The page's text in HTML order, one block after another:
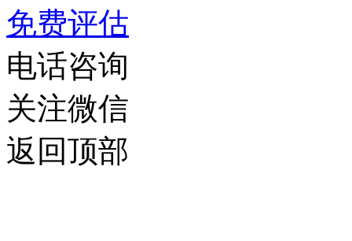
免费评估
电话咨询
关注微信
返回顶部